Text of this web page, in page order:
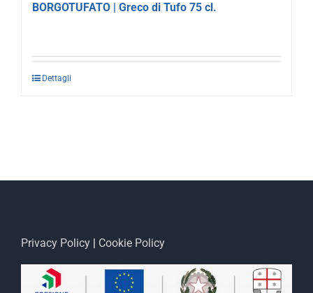
BORGOTUFATO | Greco di Tufo 75 cl.
Dettagli
Privacy Policy Cookie Policy